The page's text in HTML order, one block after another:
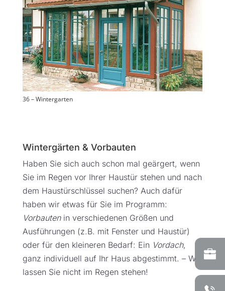
36 – Wintergarten
Wintergärten & Vorbauten
Haben Sie sich auch schon mal geärgert, wenn
Sie im Regen vor Ihrer Haustür stehen und nach
dem Haustürschlüssel suchen? Auch dafür
haben wir etwas für Sie im Programm:
Vorbautenin verschiedenen Größen und
Ausführungen (z.B. mit Fenster und Haustür)
oder für den kleineren Bedarf: Ein Vordach,
ganz individuell auf Ihr Haus abgestimmt. – Wir
lassen Sie nicht im Regen stehen!